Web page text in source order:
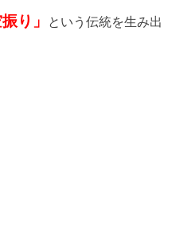
振り」
という伝統を生み出